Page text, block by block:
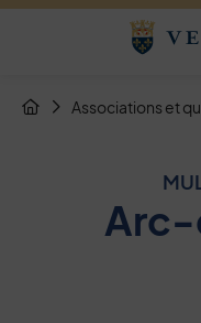
Menu de raccourcis
Fil d'Arianne de la page
Page d'accueil du site
Associations et
Arc-